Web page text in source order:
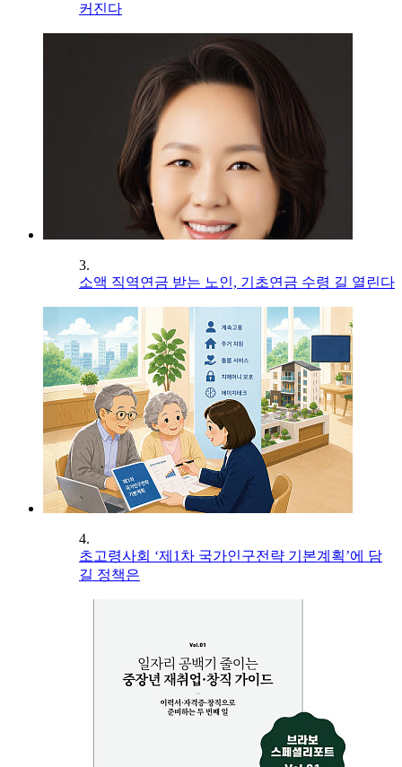
커진다
3.
소액 직역연금 받는 노인, 기초연금 수령 길 열린다
4.
초고령사회 ‘제1차 국가인구전략 기본계획’에 담
길 정책은